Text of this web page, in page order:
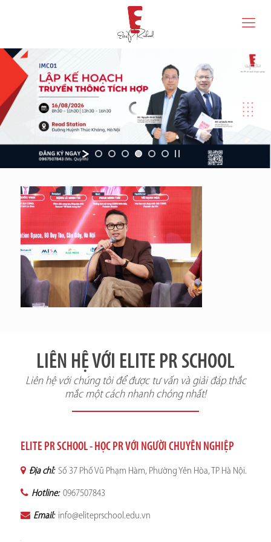
LIÊN HỆ VỚI ELITE PR SCHOOL
Liên hệ với chúng tôi để được tư vấn và giải đáp thắc
mắc một cách nhanh chóng nhất!
ELITE PR SCHOOL - HỌC PR VỚI NGƯỜI CHUYÊN NGHIỆP
Địa chỉ: Số 37 Phố Vũ Phạm Hàm, Phường Yên Hòa, TP Hà Nội.
Hotline: 0967507843
Email: info@eliteprschool.edu.vn